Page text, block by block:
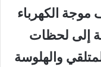
موجة الكهرباء
إلى لحظات
والهلوسة